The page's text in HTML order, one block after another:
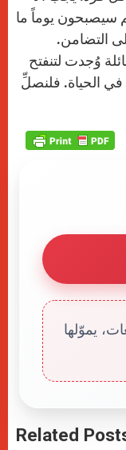
سيصبحون يوماً ما
التضامن.
وُجدت لتنفتح
في الحياة. فلنصلِّ
يموّلها
Related